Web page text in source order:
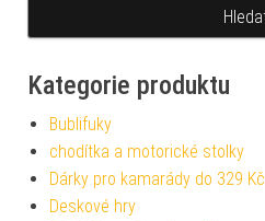
Kategorie produktu
Bublifuky
chodítka a motorické stolky
Dárky pro kamarády do 329 Kč
Deskové hry